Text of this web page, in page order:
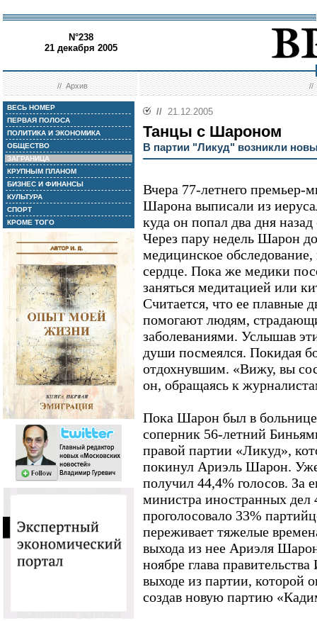
N°238
21 декабря 2005
//Архив //
ВЕСЬ НОМЕР
ПЕРВАЯ ПОЛОСА
ПОЛИТИКА И ЭКОНОМИКА
ОБЩЕСТВО
ЗАГРАНИЦА
КРУПНЫМ ПЛАНОМ
БИЗНЕС И ФИНАНСЫ
КУЛЬТУРА
СПОРТ
КРОМЕ ТОГО
// 21.12.2005
Танцы с Шароном
В партии "Ликуд" возникли
Вчера 77-летнего премьер-
Шарона выписали из
куда он попал два дня
Через пару недель Шарон
медицинское
сердце. Пока же медики
заняться медитацией или
Считается, что ее плавные
помогают людям,
заболеваниями. Услышав
души посмеялся. Покидая
отдохнувшим. «Вижу, вы
он, обращаясь к
Пока Шарон был в
соперник 56-летний
правой партии «Ликуд»,
покинул Ариэль Шарон.
получил 44,4% голосов. За
министра иностранных
проголосовало 33%
переживает тяжелые
выхода из нее Ариэля
ноябре глава
выходе из партии, которой
создав новую партию